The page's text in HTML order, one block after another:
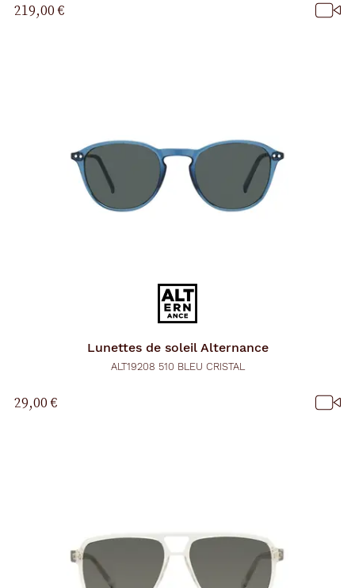
219,00 €
Lunettes de soleil Alternance
ALT19208 510 BLEU CRISTAL
29,00 €